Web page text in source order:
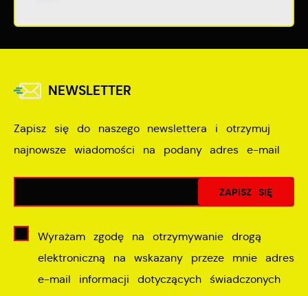
NEWSLETTER
Zapisz się do naszego newslettera i otrzymuj
najnowsze wiadomości na podany adres e-mail
Wyrażam zgodę na otrzymywanie drogą
elektroniczną na wskazany przeze mnie adres
e-mail informacji dotyczących świadczonych